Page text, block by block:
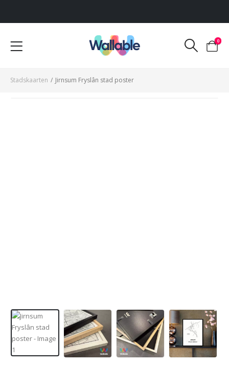
Voor 12:00 uur besteld, dezelfde werkdag verzonden
0
Stadskaarten / Jirnsum Fryslân stad poster